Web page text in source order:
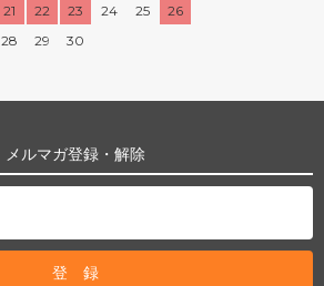
21 22 23 24 25
26
28 29 30
メルマガ登録・解除